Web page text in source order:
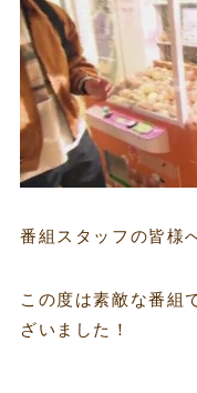
番組スタッフの皆様
この度は素敵な番組
ざいました！